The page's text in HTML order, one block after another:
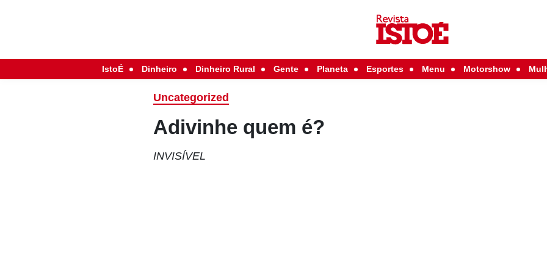
IstoÉ Dinheiro Dinheiro Rural Gente Planeta Esportes Menu Motorshow
Uncategorized
Adivinhe quem é?
INVISÍVEL